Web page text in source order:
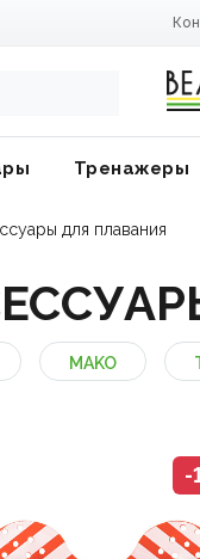
Тренажеры
для плавания
MAKO
-